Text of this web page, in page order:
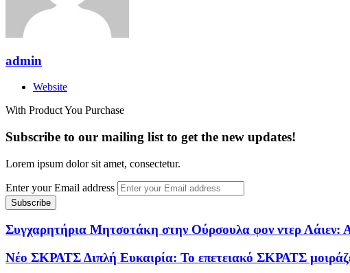
admin
Website
With Product You Purchase
Subscribe to our mailing list to get the new updates!
Lorem ipsum dolor sit amet, consectetur.
Enter your Email address
Συγχαρητήρια Μητσοτάκη στην Ούρσουλα φον ντερ Λάιεν:
Νέο ΣΚΡΑΤΣ Διπλή Ευκαιρία: Το επετειακό ΣΚΡΑΤΣ